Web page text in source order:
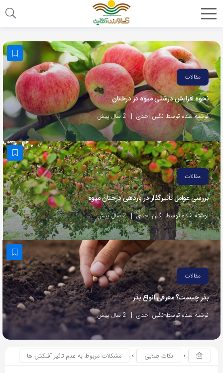
مقالات
نحوه افزایش درشتی میوه در درختان
نوشته شده توسط نگین احدی 2 سال پیش
مقالات
بررسی عوامل تأثیرگذار در باردهی درختان میوه
نوشته شده توسط نگین احدی 2 سال پیش
مقالات
بذر چیست؟ معرفی انواع بذر
نوشته شده توسط نگین احدی 2 سال پیش
نکات طلایی مشکلات مربوط به عدم تاثیر آفتکش ها